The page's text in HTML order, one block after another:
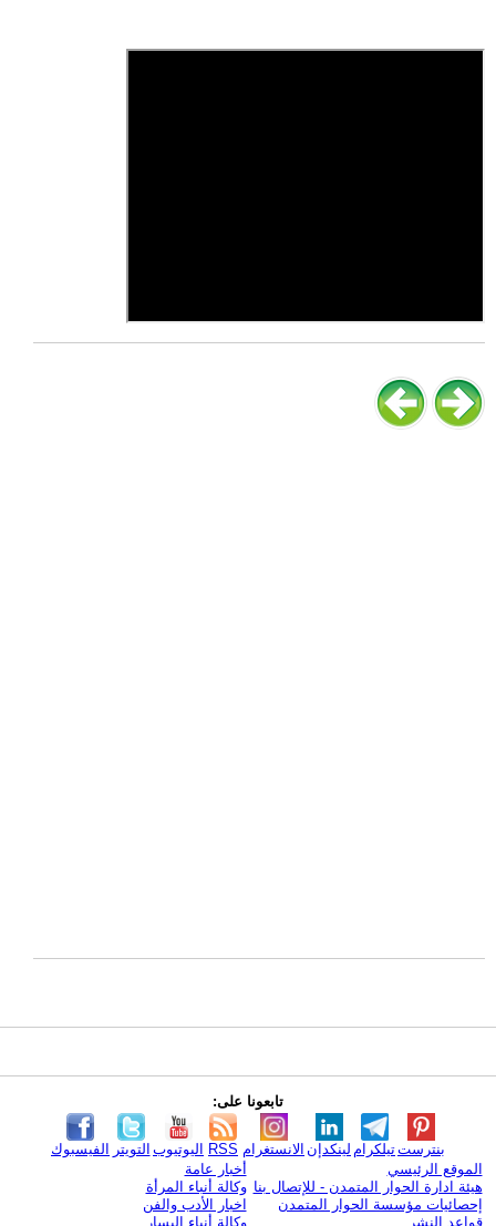
تابعونا على:
الفيسبوك التويتر اليوتيوب RSS الانستغرام لينكدإن تيلكرامبنترست
الموقع الرئيسي
هيئة ادارة الحوار المتمدن - للإتصال بنا
إحصائيات مؤسسة الحوار المتمدن
قواعد النشر
أخبار عامة
وكالة أنباء المرأة
اخبار الأدب والفن
وكالة أنباء اليسار